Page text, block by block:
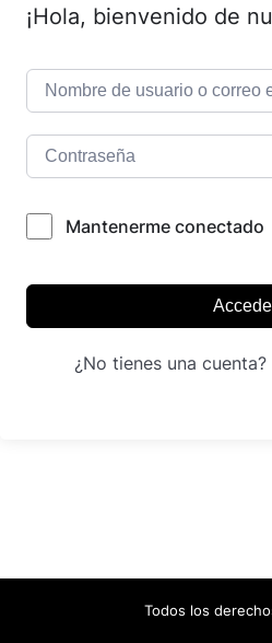
¡Hola, bienvenido de
Mantenerme conectado
¿No tienes una cuenta?
Todos los